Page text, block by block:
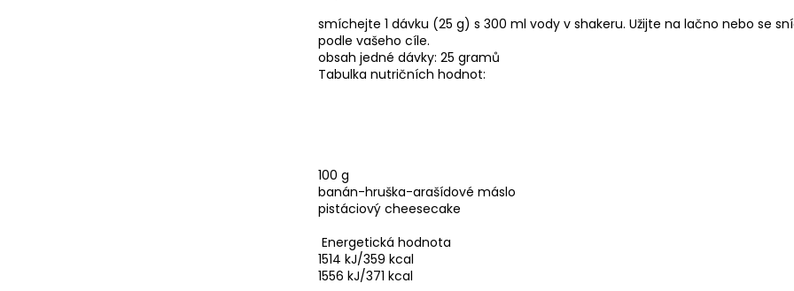
smíchejte 1 dávku (25 g) s 300 ml vody v shakeru. Užijte na lačno nebo se
podle vašeho cíle.
obsah jedné dávky: 25 gramů
Tabulka nutričních hodnot:
100 g
banán-hruška-arašídové máslo
pistáciový cheesecake
Energetická hodnota
1514 kJ/359 kcal
1556 kJ/371 kcal